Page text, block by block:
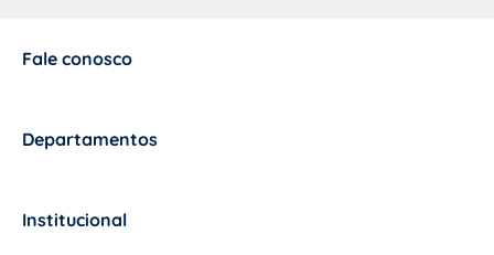
Fale conosco
Departamentos
Institucional